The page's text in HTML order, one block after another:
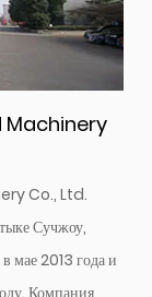
Machinery
Co., Ltd.
Сучжоу,
мае 2013 года и